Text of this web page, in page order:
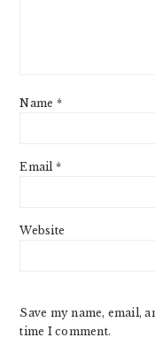
Name *
Email *
Website
Save my name, email,
time I comment.